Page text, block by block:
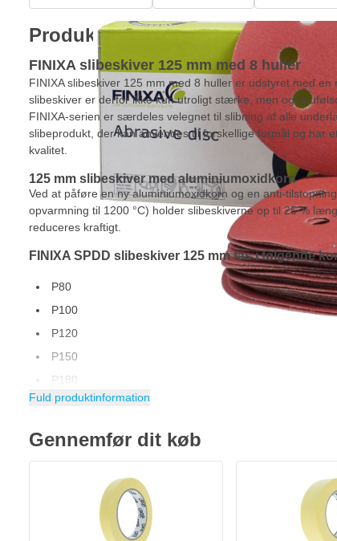
Produktinformation
FINIXA slibeskiver 125 mm med 8 huller
FINIXA slibeskiver 125 mm med 8 huller er udstyret med
slibeskiver er derfor ikke kun utroligt stærke, men også
FINIXA-serien er særdeles velegnet til slibning af alle
slibeprodukt, der kan anvendes til forskellige formål og har
kvalitet.
125 mm slibeskiver med aluminiumoxidkorn
Ved at påføre en ny aluminiumoxidkorn og en anti-
opvarmning til 1200 °C) holder slibeskiverne op til 25 %
reduceres kraftigt.
FINIXA SPDD slibeskiver 125 mm fås i følgende
P80
P100
P120
P150
P180
P220
P280
Fuld produktinformation
Gennemfør dit køb